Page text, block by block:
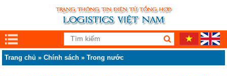
Trang chủ »Chính sách »Trong nước